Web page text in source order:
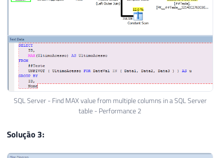
SQL Server - Find MAX value from multiple columns in a SQL Server
table - Performance 2
Solução 3: